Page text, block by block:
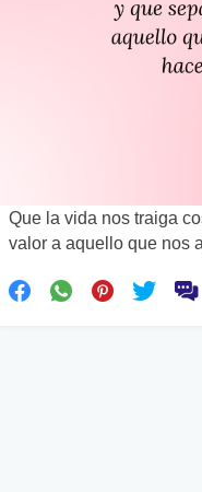
Que la vida nos traiga
valor a aquello que nos